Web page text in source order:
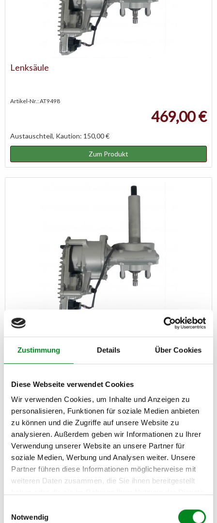
Zustimmung Details Über Cookies
Diese Webseite verwendet Cookies
Wir verwenden Cookies, um Inhalte und Anzeigen zu
personalisieren, Funktionen für soziale Medien anbieten
zu können und die Zugriffe auf unsere Website zu
analysieren. Außerdem geben wir Informationen zu Ihrer
Verwendung unserer Website an unsere Partner für
soziale Medien, Werbung und Analysen weiter. Unsere
Partner führen diese Informationen möglicherweise mit
weiteren Daten zusammen, die Sie ihnen bereitgestellt
Notwendig
Lenksäule
Artikel-Nr.: AT9498
469,00 €
Austauschteil, Kaution: 150,00 €
Zum Produkt
Lenksäule
Artikel-Nr.: AT9497
Austauschteil, Kaution: 150,00 €
Zum Produkt